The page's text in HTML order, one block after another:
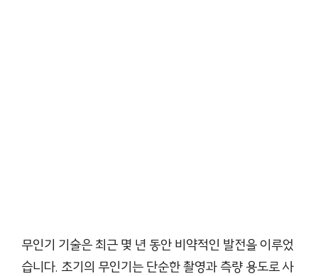
무인기 기술은 최근 몇 년 동안 비약적인 발전을 이루었
습니다. 초기의 무인기는 단순한 촬영과 측량 용도로 사